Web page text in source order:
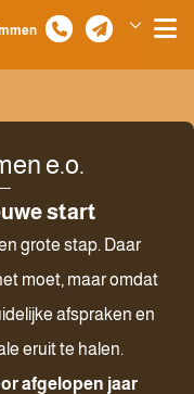
e.o.
start
grote stap. Daar
moet, maar omdat
afspraken en
eruit te halen.
afgelopen jaar